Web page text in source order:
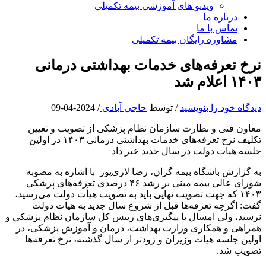
ویدیو های آموزشی بیمه تکمیلی
درباره ما
تماس با ما
مشاوره رایگان بیمه تکمیلی
نرخ تعرفه‌های خدمات بهداشتی درمانی
۱۴۰۳ اعلام شد
دیدگاه‌ خود را بنویسید / توسط حاجی آبادی/
2024-04-09
معاون فنی و نظارت سازمان نظام پزشکی از تصویب و تعیین
تکلیف نرخ تعرفه‌های خدمات بهداشتی درمانی ۱۴۰۳ در اولین
جلسه هیات دولت در سال جدید خبر داد
به گزارش باشگاه بیمه گران، رضا لاری‌پور با اشاره به مصوبه
شورای عالی بیمه مبنی بر رشد ۴۶ درصدی تعرفه‌های پزشکی
۱۴۰۳ که جهت تصویب نهایی باید به تصویب هیأت دولت می‌رسید،
گفت: اگرچه تعرفه‌ها قبل از شروع سال جدید به هیات دولت
نرسید، ولی امسال با پیگیری‌های رییس کل سازمان نظام پزشکی و
همراهی و همکاری وزارت بهداشت، درمان و آموزش پزشکی، در
اولین جلسه هیات وزیران و زودتر از سال گذشته، نرخ تعرفه‌ها
تصویب شد.